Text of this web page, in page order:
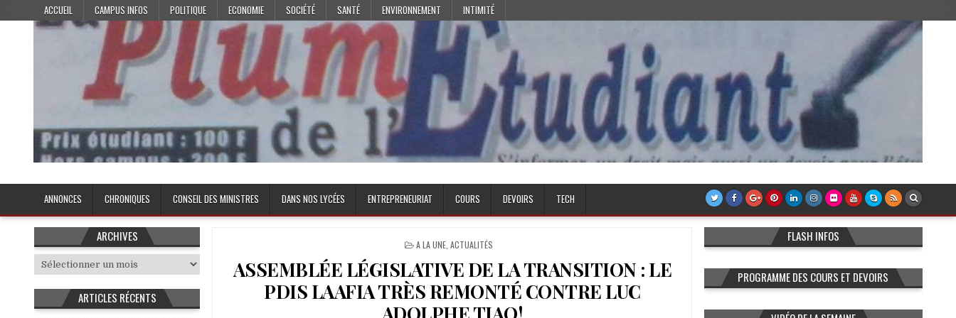
to
ACCUEIL CAMPUS INFOS POLITIQUE ECONOMIE SOCIÉTÉ SANTÉ ENVIRONNEMENT INTIMITÉ
Plume de l'Etudiant
ANNONCES CHRONIQUES CONSEIL DES MINISTRES DANS NOS LYCÉES ENTREPRENEURIAT COURS DEVOIRS TECH
POSTED
A LA UNE, ACTUALITÉS
ASSEMBLÉE LÉGISLATIVE DE LA TRANSITION : LE
PDIS LAAFIA TRÈS REMONTÉ CONTRE LUC
ARCHIVES
Archives
ARTICLES RÉCENTS
FLASH INFOS
PROGRAMME DES COURS ET DEVOIRS